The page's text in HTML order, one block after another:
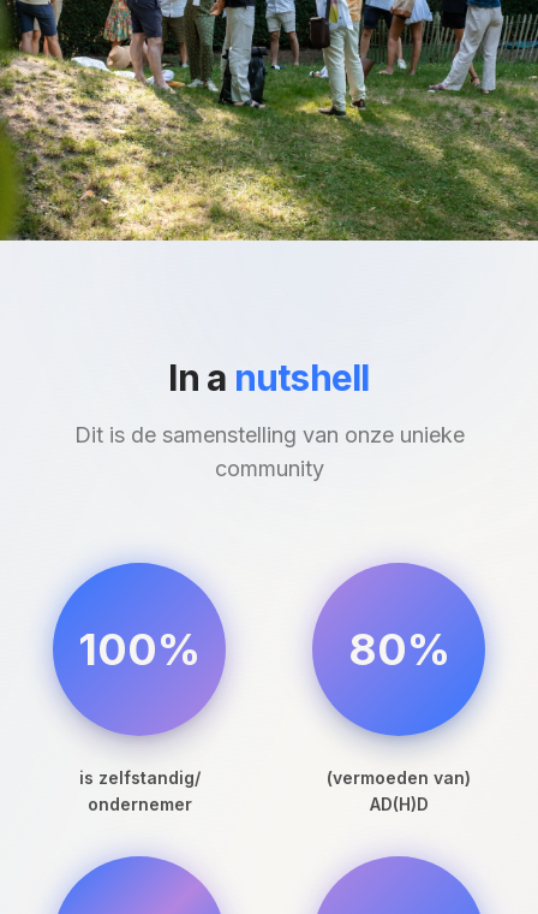
In a nutshell
Dit is de samenstelling van onze unieke
community
100%
is zelfstandig/
ondernemer
80%
(vermoeden van)
AD(H)D